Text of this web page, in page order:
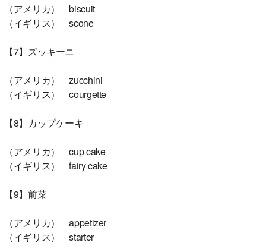
（アメリカ） biscuit
（イギリス） scone
【7】ズッキーニ
（アメリカ） zucchini
（イギリス） courgette
【8】カップケーキ
（アメリカ） cup cake
（イギリス） fairy cake
【9】前菜
（アメリカ） appetizer
（イギリス） starter